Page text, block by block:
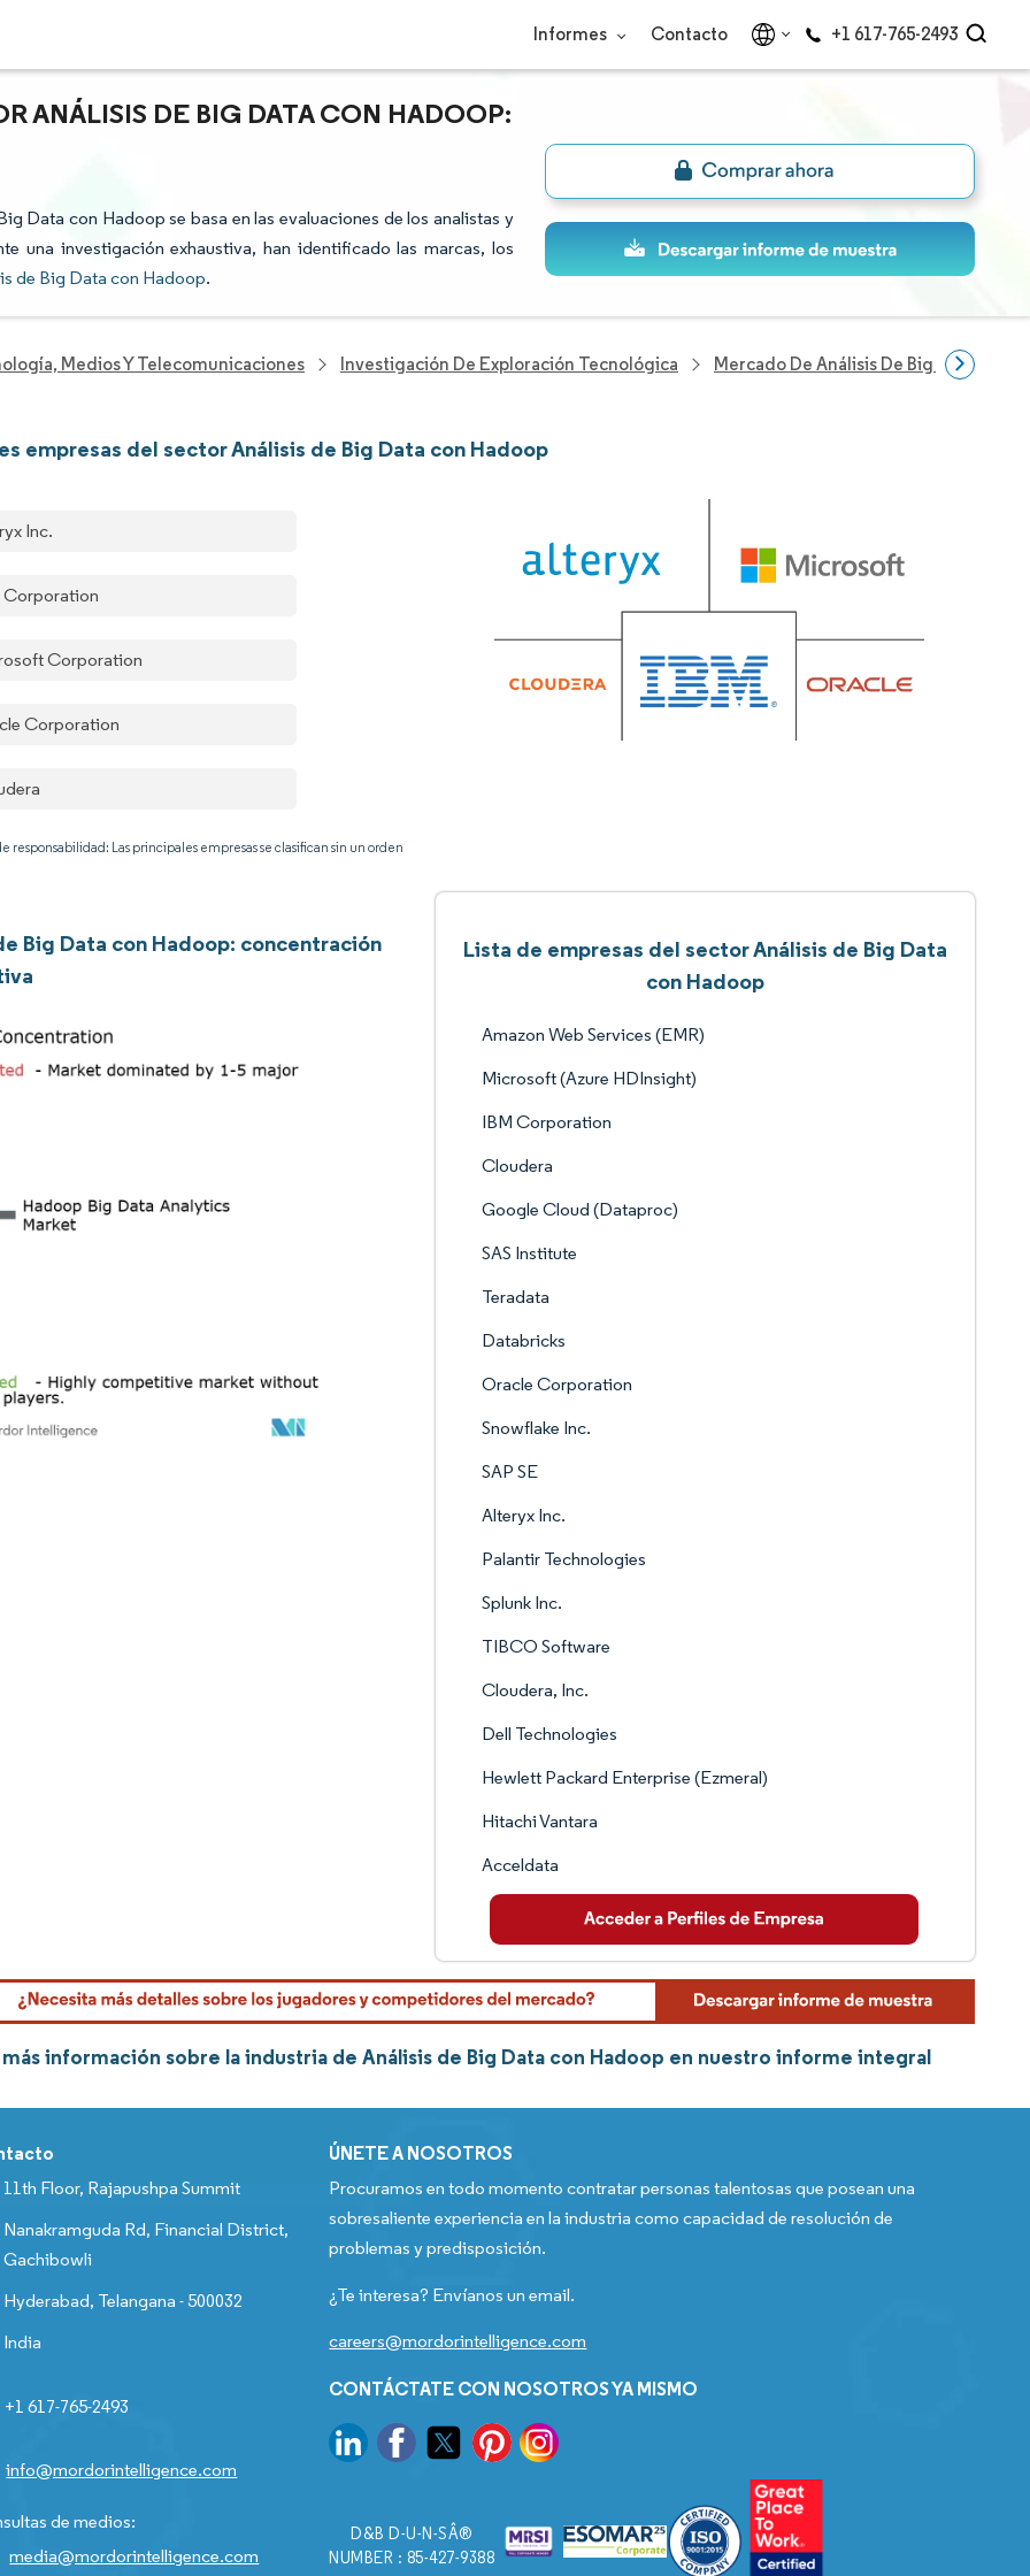
Informes Contacto +1 617-765-2493
ANÁLISIS DE BIG DATA CON HADOOP:
Data con Hadoop se basa en las evaluaciones de los analistas y
una investigación exhaustiva, han identificado las marcas, los
de Big Data con Hadoop.
Medios Y Telecomunicaciones Investigación De Exploración Tecnológica Mercado De Análisis De Big Data Con
empresas del sector Análisis de Big Data con Hadoop
Inc.
Corporation
Corporation
Corporation
responsabilidad: Las principales empresas se clasifican sin un orden
Big Data con Hadoop: concentración
Lista de empresas del sector Análisis de Big Data
con Hadoop
Amazon Web Services (EMR)
Microsoft (Azure HDInsight)
IBM Corporation
Cloudera
Google Cloud (Dataproc)
SAS Institute
Teradata
Databricks
Oracle Corporation
Snowflake Inc.
SAP SE
Alteryx Inc.
Palantir Technologies
Splunk Inc.
TIBCO Software
Cloudera, Inc.
Dell Technologies
Hewlett Packard Enterprise (Ezmeral)
Hitachi Vantara
Acceldata
información sobre la industria de Análisis de Big Data con Hadoop en nuestro informe integral
11th Floor, Rajapushpa Summit
Nanakramguda Rd, Financial District,
Gachibowli
Hyderabad, Telangana - 500032
India
+1 617-765-2493
info@mordorintelligence.com
de medios:
media@mordorintelligence.com
ÚNETE A NOSOTROS
Procuramos en todo momento contratar personas talentosas que posean una
sobresaliente experiencia en la industria como capacidad de resolución de
problemas y predisposición.
¿Te interesa? Envíanos un email.
careers@mordorintelligence.com
CONTÁCTATE CON NOSOTROS YA MISMO
D&B D-U-N-SÂ®
NUMBER : 85-427-9388